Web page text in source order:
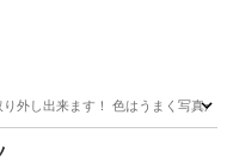
外し出来ます！ 色はうまく写真